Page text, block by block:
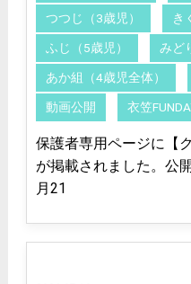
つつじ（3歳児） き
ふじ（5歳児） みど
あか組（4歳児全体）
動画公開 衣笠
保護者専用ページに【
が掲載されました。公
月21